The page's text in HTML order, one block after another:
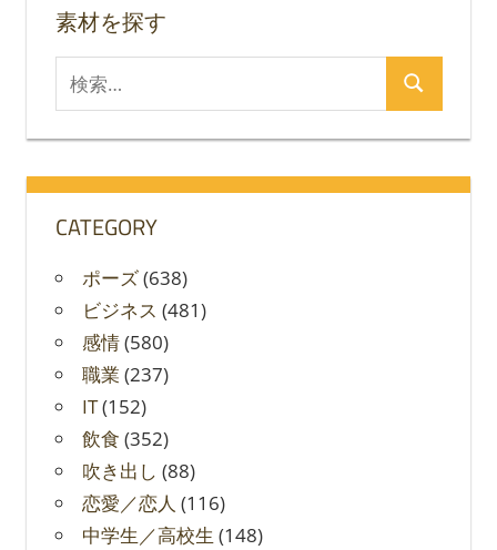
ン
素材を探す
索
対
検
CATEGORY
ポーズ(638)
ビジネス (481)
感情(580)
職業 (237)
IT(152)
飲食 (352)
吹き出し (88)
恋愛／恋人 (116)
中学生／高校生 (148)